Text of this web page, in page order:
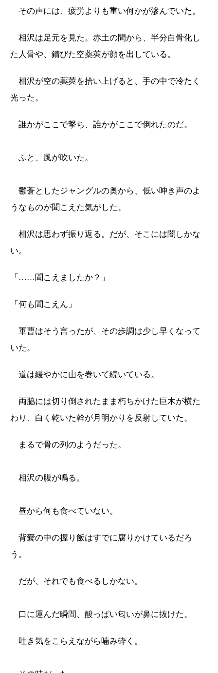
その声には、疲労よりも重い何かが滲んでいた。
相沢は足元を見た。赤土の間から、半分白骨化し
た人骨や、錆びた空薬莢が顔を出している。
相沢が空の薬莢を拾い上げると、手の中で冷たく
光った。
誰かがここで撃ち、誰かがここで倒れたのだ。
ふと、風が吹いた。
鬱蒼としたジャングルの奥から、低い呻き声のよ
うなものが聞こえた気がした。
相沢は思わず振り返る。だが、そこには闇しかな
い。
「……聞こえましたか？」
「何も聞こえん」
軍曹はそう言ったが、その歩調は少し早くなって
いた。
道は緩やかに山を巻いて続いている。
両脇には切り倒されたまま朽ちかけた巨木が横た
わり、白く乾いた幹が月明かりを反射していた。
まるで骨の列のようだった。
相沢の腹が鳴る。
昼から何も食べていない。
背嚢の中の握り飯はすでに腐りかけているだろ
う。
だが、それでも食べるしかない。
口に運んだ瞬間、酸っぱい匂いが鼻に抜けた。
吐き気をこらえながら噛み砕く。